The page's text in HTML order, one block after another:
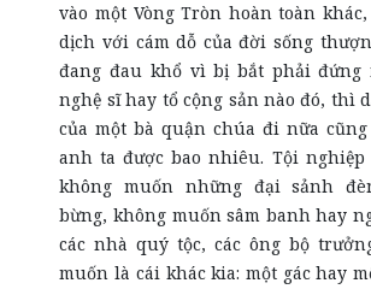
vào một Vòng Tròn hoàn toàn
dịch với cám dỗ của đời sống
đang đau khổ vì bị bắt phải đứng
nghệ sĩ hay tổ cộng sản nào đó, thì
của một bà quận chúa đi nữa
anh ta được bao nhiêu. Tội nghiệp
không muốn những đại sảnh
bừng, không muốn sâm banh hay
các nhà quý tộc, các ông bộ
muốn là cái khác kia: một gác hay